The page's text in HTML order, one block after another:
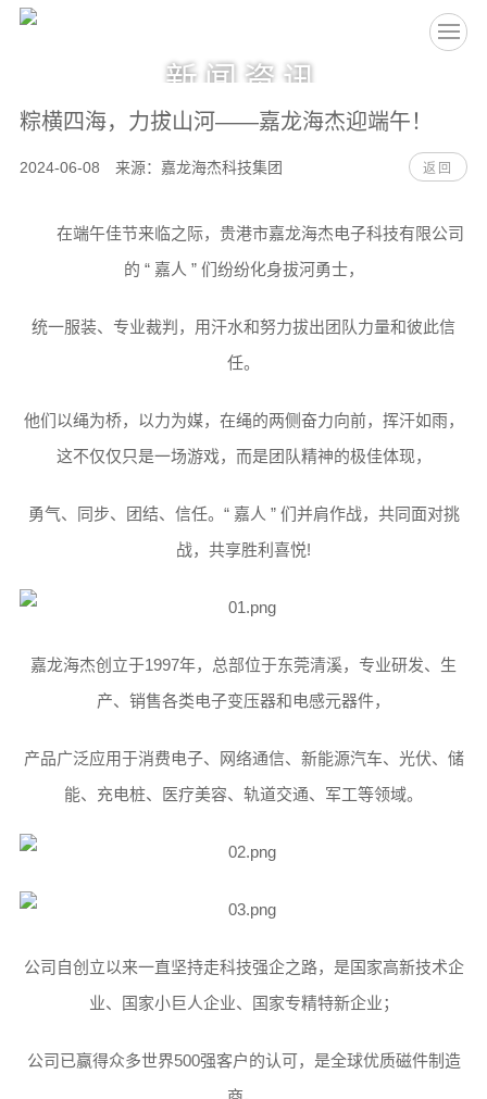
新闻资讯
粽横四海，力拔山河——嘉龙海杰迎端午！
2024-06-08 来源：嘉龙海杰科技集团 返回
在端午佳节来临之际，贵港市嘉龙海杰电子科技有限公司
的 “ 嘉人 ” 们纷纷化身拔河勇士，
统一服装、专业裁判，用汗水和努力拔出团队力量和彼此信
任。
他们以绳为桥，以力为媒，在绳的两侧奋力向前，挥汗如雨，
这不仅仅只是一场游戏，而是团队精神的极佳体现，
勇气、同步、团结、信任。“ 嘉人 ” 们并肩作战，共同面对挑
战，共享胜利喜悦!
嘉龙海杰创立于1997年，总部位于东莞清溪，专业研发、生
产、销售各类电子变压器和电感元器件，
产品广泛应用于消费电子、网络通信、新能源汽车、光伏、储
能、充电桩、医疗美容、轨道交通、军工等领域。
公司自创立以来一直坚持走科技强企之路，是国家高新技术企
业、国家小巨人企业、国家专精特新企业；
公司已赢得众多世界500强客户的认可，是全球优质磁件制造